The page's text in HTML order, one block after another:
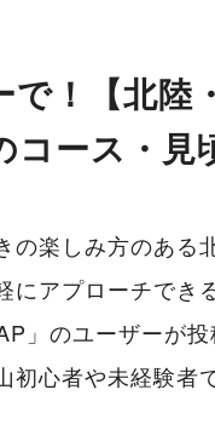
！【北陸
コース・見
楽しみ方のある
アプローチでき
」のユーザーが
心者や未経験者